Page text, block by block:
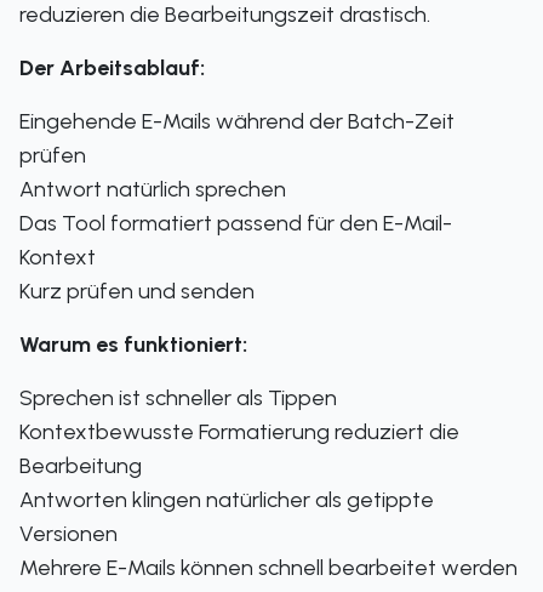
reduzieren die Bearbeitungszeit drastisch.
Der Arbeitsablauf:
Eingehende E-Mails während der Batch-Zeit
prüfen
Antwort natürlich sprechen
Das Tool formatiert passend für den E-Mail-
Kontext
Kurz prüfen und senden
Warum es funktioniert:
Sprechen ist schneller als Tippen
Kontextbewusste Formatierung reduziert die
Bearbeitung
Antworten klingen natürlicher als getippte
Versionen
Mehrere E-Mails können schnell bearbeitet werden